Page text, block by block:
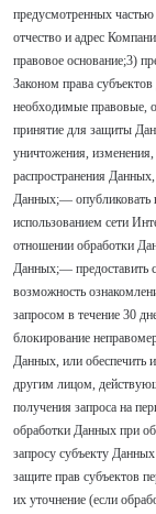
предусмотренных
отчество и адрес
правовое основание;3)
Законом права
необходимые правовые,
принятие для защиты
уничтожения,
распространения
Данных;— опубликовать
использованием сети
отношении обработки
Данных;— предоставить
возможность
запросом в течение 30
блокирование
Данных, или обеспечить
другим лицом,
получения запроса на
обработки Данных при
запросу субъекту
защите прав субъектов
их уточнение (если